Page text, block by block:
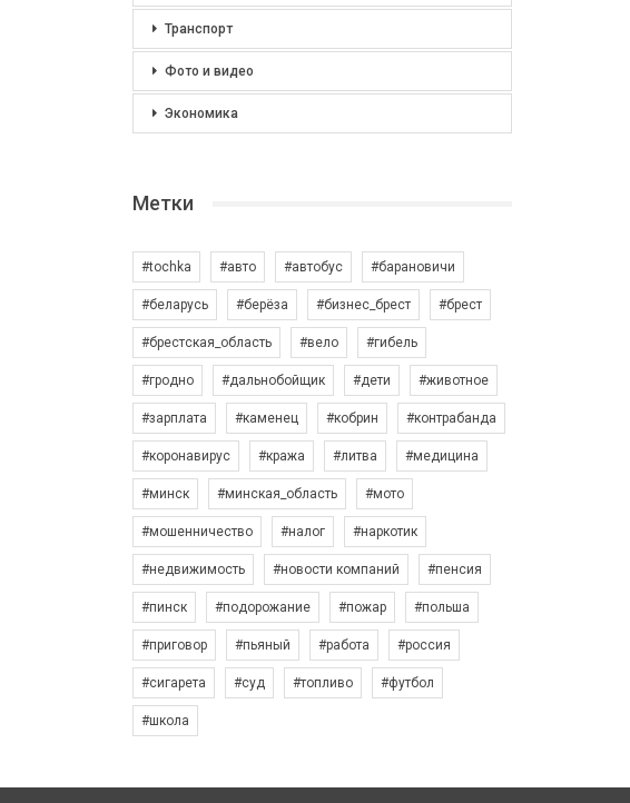
Транспорт
Фото и видео
Экономика
Метки
#tochka #авто #автобус #барановичи
#беларусь #берёза #бизнес_брест #брест
#брестская_область #вело #гибель
#гродно #дальнобойщик #дети #животное
#зарплата #каменец #кобрин #контрабанда
#коронавирус #кража #литва #медицина
#минск #минская_область #мото
#мошенничество #налог #наркотик
#недвижимость #новости компаний #пенсия
#пинск #подорожание #пожар #польша
#приговор #пьяный #работа #россия
#сигарета #суд #топливо #футбол
#школа